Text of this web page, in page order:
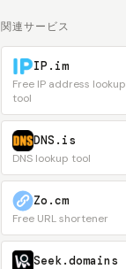
関連サービス
IP.im
Free IP address lookup
tool
DNS.is
DNS lookup tool
Zo.cm
Free URL shortener
Seek.domains